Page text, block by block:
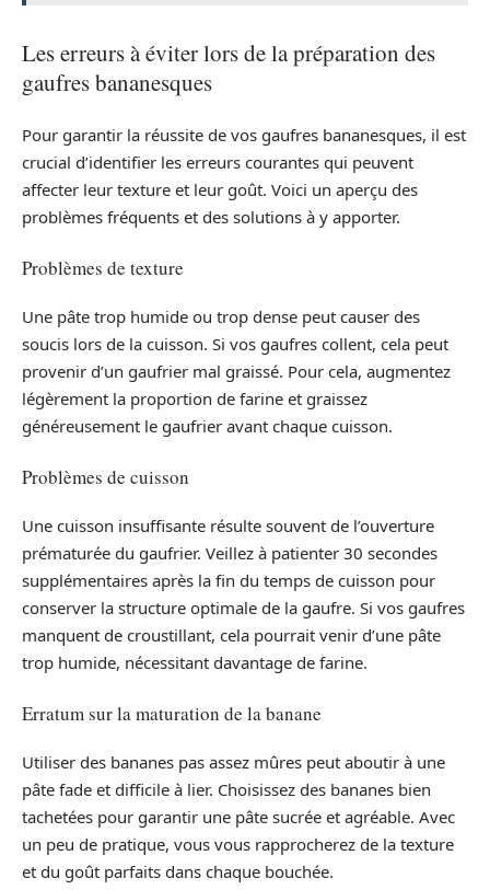
Les erreurs à éviter lors de la préparation des
gaufres bananesques
Pour garantir la réussite de vos gaufres bananesques, il est
crucial d’identifier les erreurs courantes qui peuvent
affecter leur texture et leur goût. Voici un aperçu des
problèmes fréquents et des solutions à y apporter.
Problèmes de texture
Une pâte trop humide ou trop dense peut causer des
soucis lors de la cuisson. Si vos gaufres collent, cela peut
provenir d’un gaufrier mal graissé. Pour cela, augmentez
légèrement la proportion de farine et graissez
généreusement le gaufrier avant chaque cuisson.
Problèmes de cuisson
Une cuisson insuffisante résulte souvent de l’ouverture
prématurée du gaufrier. Veillez à patienter 30 secondes
supplémentaires après la fin du temps de cuisson pour
conserver la structure optimale de la gaufre. Si vos gaufres
manquent de croustillant, cela pourrait venir d’une pâte
trop humide, nécessitant davantage de farine.
Erratum sur la maturation de la banane
Utiliser des bananes pas assez mûres peut aboutir à une
pâte fade et difficile à lier. Choisissez des bananes bien
tachetées pour garantir une pâte sucrée et agréable. Avec
un peu de pratique, vous vous rapprocherez de la texture
et du goût parfaits dans chaque bouchée.